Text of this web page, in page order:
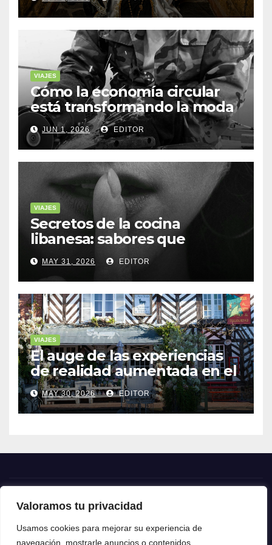
Valoramos tu privacidad
Usamos cookies para mejorar su experiencia de
navegación, mostrarle anuncios o contenidos
VIAJES
Cómo la economía circular
está transformando la moda
sostenible
JUN 1, 2026 EDITOR
VIAJES
Secretos de la cocina
libanesa: sabores que
cuentan historias
MAY 31, 2026 EDITOR
VIAJES
El auge de las experiencias
de realidad aumentada en el
turismo
MAY 30, 2026 EDITOR
Crónica24